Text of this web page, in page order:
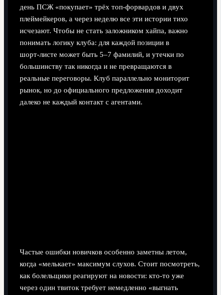
день ПСЖ «покупает» трёх топ‑форвардов и двух
плеймейкеров, а через неделю все эти истории тихо
исчезают. Чтобы не стать заложником хайпа, важно
понимать логику клуба: для каждой позиции в
шорт‑листе может быть 5–7 фамилий, и утечки по
большинству так никогда и не превращаются в
реальные переговоры. Клуб параллельно мониторит
рынок, но до официального предложения доходит
далеко не каждый контакт с агентами.
Частые ошибки новичков особенно заметны летом,
когда «мелькает» максимум слухов. Стоит посмотреть,
как болельщики реагируют на новости: кто‑то уже
через один твиток требует немедленно «выгнать